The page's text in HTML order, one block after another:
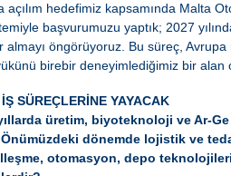
açılım hedefimiz kapsamında Malta
başvurumuzu yaptık; 2027
almayı öngörüyoruz. Bu süreç,
birebir deneyimlediğimiz bir alan
SÜREÇLERİNE YAYACAK
üretim, biyoteknoloji ve Ar-Ge
dönemde lojistik ve
otomasyon, depo